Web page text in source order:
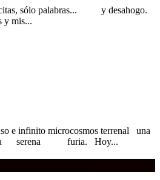
sólo palabras... y desahogo.
y mis...
e infinito microcosmos terrenal una
serena furia. Hoy...